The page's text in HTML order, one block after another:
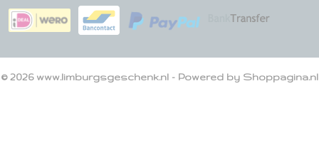
© 2026 www.limburgsgeschenk.nl - Powered by Shoppagina.nl